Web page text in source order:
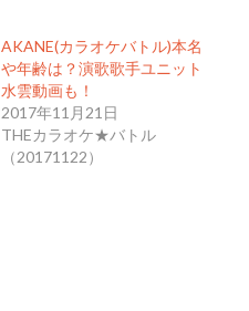
AKANE(カラオケバトル)本名
や年齢は？演歌歌手ユニット
水雲動画も！
2017年11月21日
THEカラオケ★バトル
（20171122）